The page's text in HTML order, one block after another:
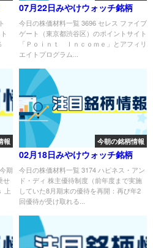
07月22日みやけウォッチ銘柄
今日の株価材料一覧 3696 セレス ファイブ
ゲート（東京都渋谷区）のポイントサイト
「Ｐｏｉｎｔ Ｉｎｃｏｍｅ」とアフィリ
エイトプログラム...
報
期
せ
上
今朝の銘柄情報
02月18日みやけウォッチ銘柄
今日の株価材料一覧 3174 ハピネス・アン
ド・ディ 株主優待制度（前年度まで実施
していた8月期末の優待を再開：再び年2
回優待が受け取れる...